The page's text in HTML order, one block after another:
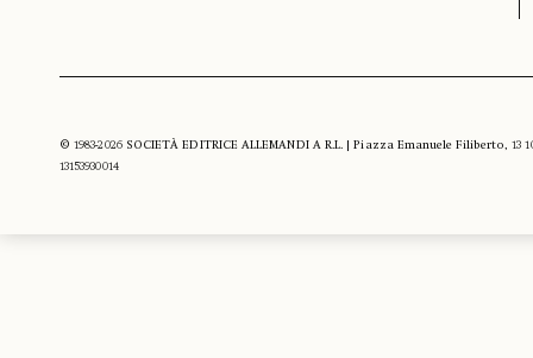
© 1983-2026 SOCIETÀ EDITRICE ALLEMANDI A R.L. | Piazza Emanuele Filiberto, 13
13153930014